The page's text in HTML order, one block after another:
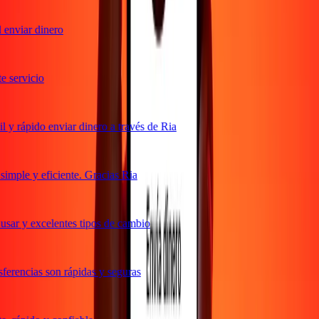
dinero
rápido enviar dinero a través de Ria
y eficiente. Gracias Ria
y excelentes tipos de cambio
son rápidas y seguras